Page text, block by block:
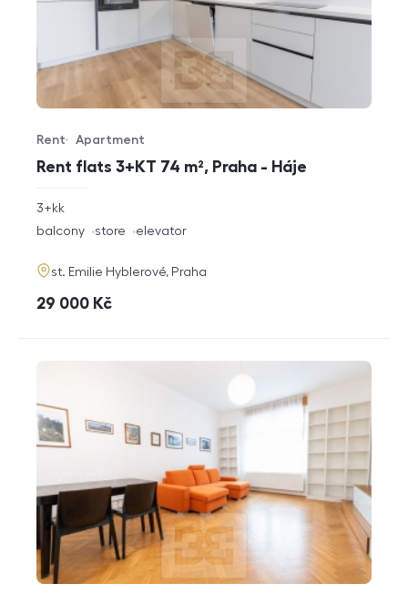
Rent flats 3+KT 74 m², Praha - Háje
Offer type
Rent
Property type
Apartment
rozměry
3+kk
funkce
balcony store elevator
adresa
st. Emilie Hyblerové, Praha
cena
29 000 Kč